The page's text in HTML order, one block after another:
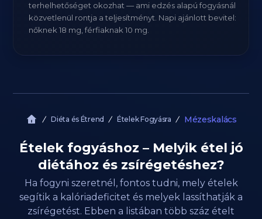
terhelhetőséget okozhat — ami edzés alapú fogyásnál
közvetlenül rontja a teljesítményt. Napi ajánlott bevitel:
nőknek 18 mg, férfiaknak 10 mg.
Diéta és Étrend Ételek Fogyásra Mézeskalács
Ételek fogyáshoz – Melyik étel jó
diétához és zsírégetéshez?
Ha fogyni szeretnél, fontos tudni, mely ételek
segítik a kalóriadeficitet és melyek lassíthatják a
zsírégetést. Ebben a listában több száz ételt